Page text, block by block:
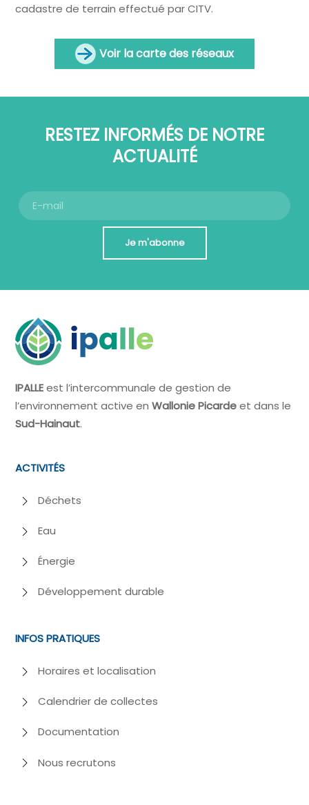
cadastre de terrain effectué par CITV.
Voir la carte des réseaux
RESTEZ INFORMÉS DE NOTRE
ACTUALITÉ
Je m'abonne
IPALLEest l’intercommunale de gestion de
l’environnement active enWallonie Picardeet dans le
Sud-Hainaut.
ACTIVITÉS
Déchets
Eau
Énergie
Développement durable
INFOS PRATIQUES
Horaires et localisation
Calendrier de collectes
Documentation
Nous recrutons